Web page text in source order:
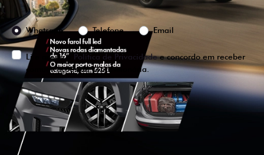
Preferência de contato:
Whatsapp
Telefone Email
Li e aceito a Política de Privacidadee concordo em receber
comunicações da concessionária.
ENTRAR EM CONTATO